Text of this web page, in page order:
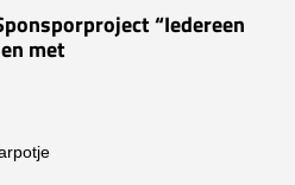
“Iedereen
met